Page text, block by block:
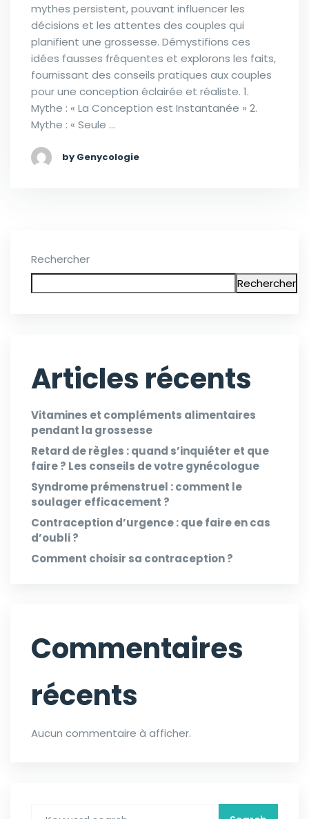
mythes persistent, pouvant influencer les
décisions et les attentes des couples qui
planifient une grossesse. Démystifions ces
idées fausses fréquentes et explorons les faits,
fournissant des conseils pratiques aux couples
pour une conception éclairée et réaliste. 1.
Mythe : « La Conception est Instantanée » 2.
Mythe : « Seule …
by Genycologie
Rechercher
Rechercher
Articles récents
Vitamines et compléments alimentaires
pendant la grossesse
Retard de règles : quand s’inquiéter et que
faire ? Les conseils de votre gynécologue
Syndrome prémenstruel : comment le
soulager efficacement ?
Contraception d’urgence : que faire en cas
d’oubli ?
Comment choisir sa contraception ?
Commentaires
récents
Aucun commentaire à afficher.